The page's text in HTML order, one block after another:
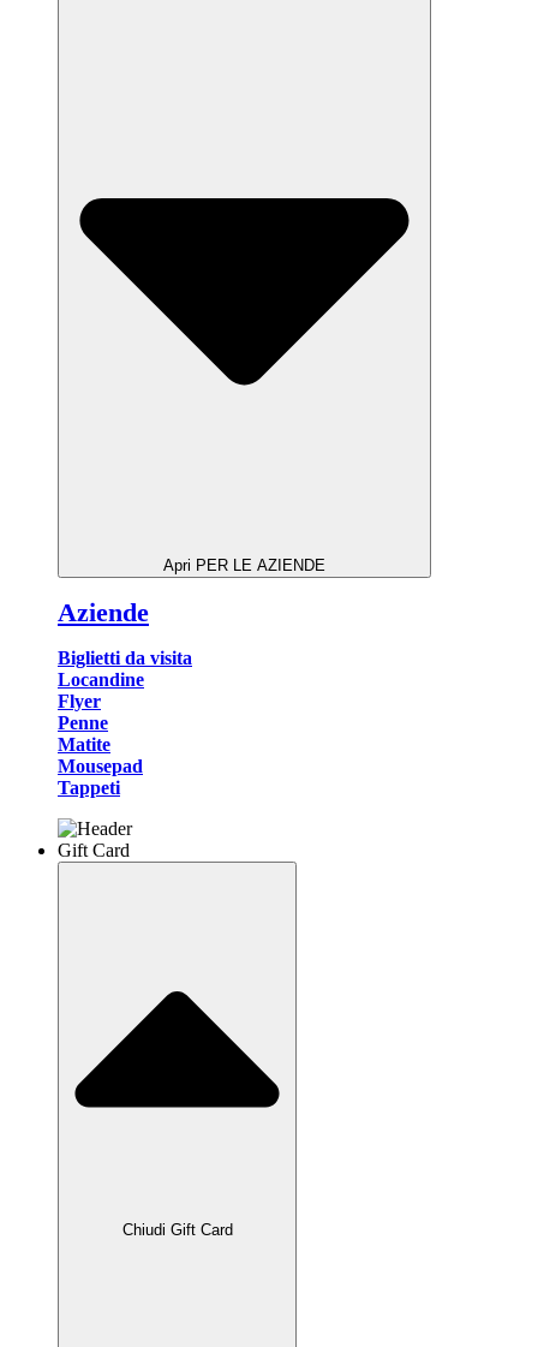
Apri PER LE AZIENDE
Aziende
Biglietti da visita
Locandine
Flyer
Penne
Matite
Mousepad
Tappeti
Gift Card
Chiudi Gift Card